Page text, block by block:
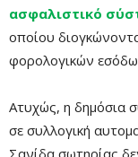
ασφαλιστικό
οποίου
φορολογικών
Ατυχώς, η δημόσια
σε συλλογική
Σανίδα σωτηρίας